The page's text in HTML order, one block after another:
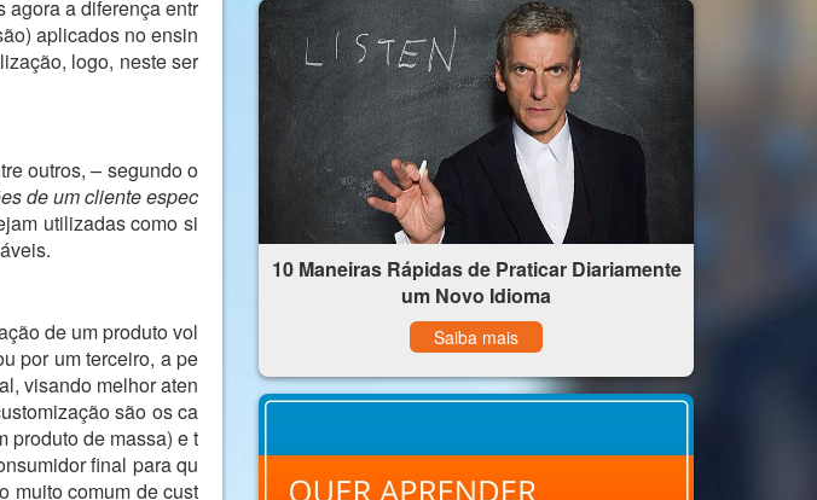
a diferença entr
aplicados no ensin
logo, neste ser
outros, – segundo o
de um cliente espec
utilizadas como si
de um produto vol
por um terceiro, a pe
visando melhor aten
são os ca
produto de massa) e t
final para qu
muito comum de cust
10 Maneiras Rápidas de Praticar Diariamente
um Novo Idioma
Saiba mais